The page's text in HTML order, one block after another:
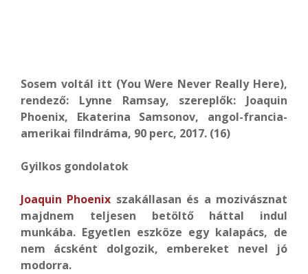
Sosem voltál itt (You Were Never Really Here),
rendező: Lynne Ramsay, szereplők: Joaquin
Phoenix, Ekaterina Samsonov, angol-francia-
amerikai filndráma, 90 perc, 2017. (16)
Gyilkos gondolatok
Joaquin Phoenix szakállasan és a mozivásznat
majdnem teljesen betöltő háttal indul
munkába. Egyetlen eszköze egy kalapács, de
nem ácsként dolgozik, embereket nevel jó
modorra.